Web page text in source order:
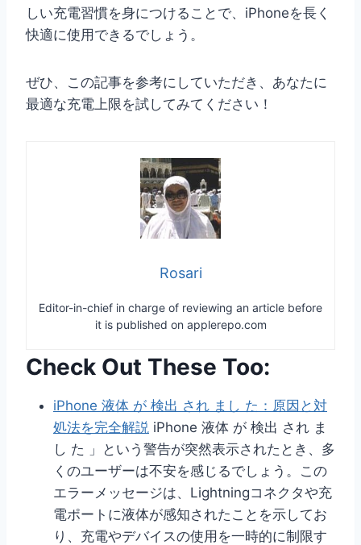
しい充電習慣を身につけることで、iPhoneを長く
快適に使用できるでしょう。
ぜひ、この記事を参考にしていただき、あなたに
最適な充電上限を試してみてください！
Rosari
Editor-in-chief in charge of reviewing an article before
it is published on applerepo.com
Check Out These Too:
iPhone 液体 が 検出 され まし た：原因と対
処法を完全解説 iPhone 液体 が 検出 され ま
し た 」という警告が突然表示されたとき、多
くのユーザーは不安を感じるでしょう。この
エラーメッセージは、Lightningコネクタや充
電ポートに液体が感知されたことを示してお
り、充電やデバイスの使用を一時的に制限す